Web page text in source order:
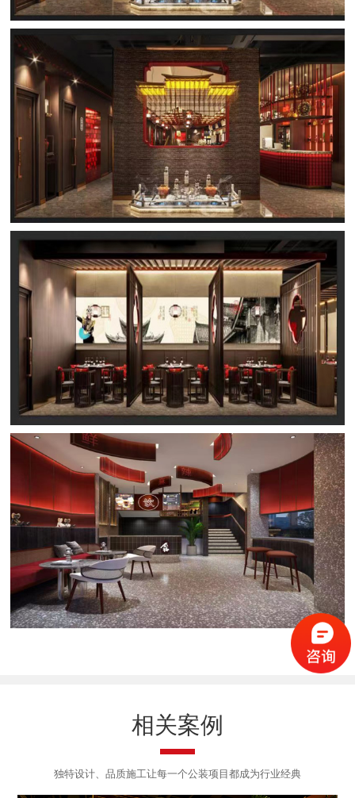
相关案例
独特设计、品质施工让每一个公装项目都成为行业经典